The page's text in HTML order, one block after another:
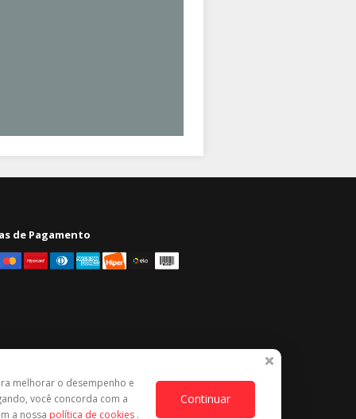
de Pagamento
melhorar o desempenho e
você concorda com a
a nossa política de cookies .
Continuar